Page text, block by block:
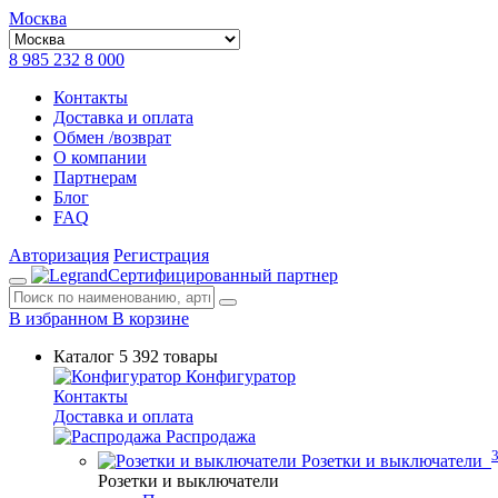
Москва
8 985 232 8 000
Контакты
Доставка и оплата
Обмен /возврат
О компании
Партнерам
Блог
FAQ
Авторизация Регистрация
Сертифицированный партнер
В избранном В корзине
Каталог 5 392 товары
Конфигуратор
Контакты
Доставка и оплата
Распродажа
Розетки и выключатели
Розетки и выключатели